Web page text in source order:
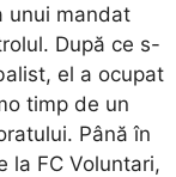
unui mandat
După ce s-
el a ocupat
timp de un
Până în
la FC Voluntari,